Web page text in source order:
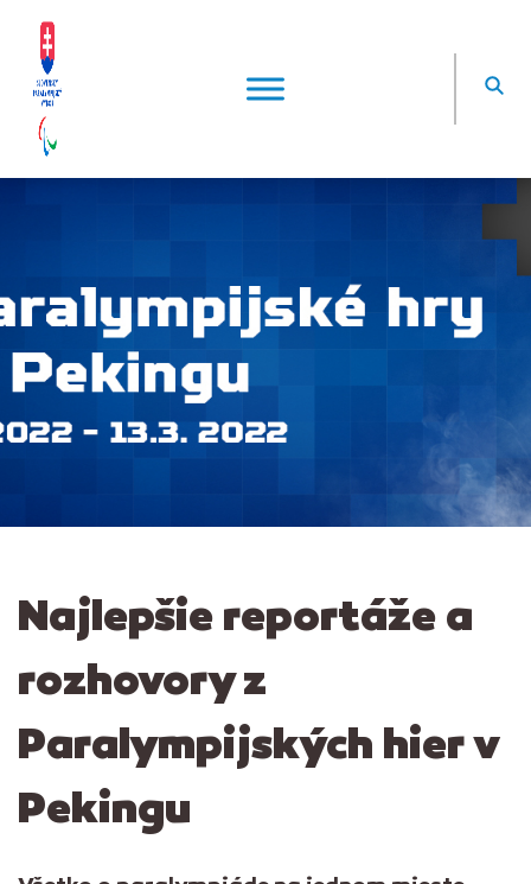
Najlepšie reportáže a
rozhovory z
Paralympijských hier v
Pekingu